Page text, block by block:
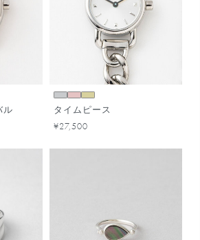
ル
タイムピース
¥27,500